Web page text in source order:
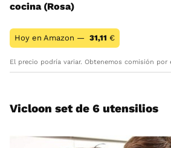
cocina (Rosa)
Hoy en Amazon — 31,11 €
El precio podría variar. Obtenemos comisión por
Vicloon set de 6 utensilios